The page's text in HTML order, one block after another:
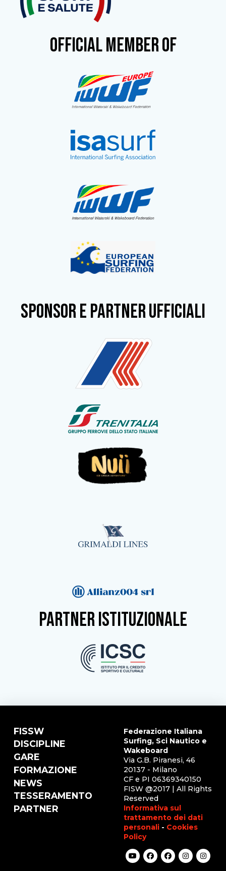
OFFICIAL MEMBER OF
SPONSOR e partner ufficiali
partner istituzionale
FISSW
DISCIPLINE
GARE
FORMAZIONE
NEWS
TESSERAMENTO
PARTNER
Federazione Italiana
Surfing, Sci Nautico e
Wakeboard
Via G.B. Piranesi, 46
20137 - Milano
CF e PI 06369340150
FISW @2017 | All Rights
Reserved
Informativa sul
trattamento dei dati
personali - Cookies
Policy